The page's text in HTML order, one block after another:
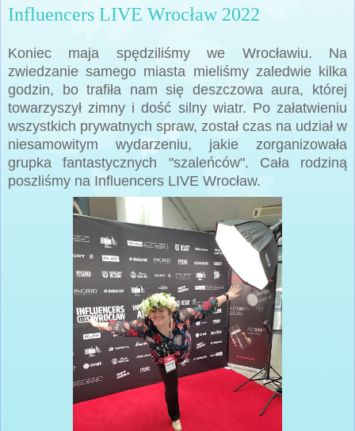
Influencers LIVE Wrocław 2022
Koniec maja spędziliśmy we Wrocławiu. Na
zwiedzanie samego miasta mieliśmy zaledwie kilka
godzin, bo trafiła nam się deszczowa aura, której
towarzyszył zimny i dość silny wiatr. Po załatwieniu
wszystkich prywatnych spraw, został czas na udział w
niesamowitym wydarzeniu, jakie zorganizowała
grupka fantastycznych "szaleńców". Cała rodziną
poszliśmy na Influencers LIVE Wrocław.